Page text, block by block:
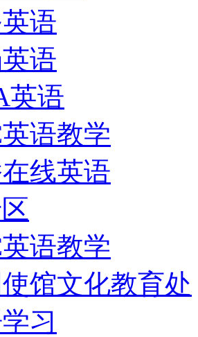
语
语
英语
语教学
线英语
语教学
馆文化教育处
习